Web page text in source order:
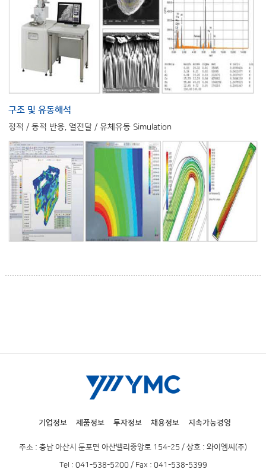
구조 및 유동해석
정적 / 동적 반응, 열전달 / 유체유동 Simulation
기업정보 제품정보 투자정보 채용정보 지속가능경영
주소 : 충남 아산시 둔포면 아산밸리중앙로 154-25 / 상호 : 와이엠씨(주)
Tel : 041-538-5200 / Fax : 041-538-5399